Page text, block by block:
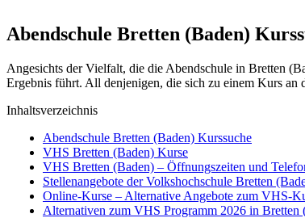
Abendschule Bretten (Baden)
Angesichts der Vielfalt, die die Abendschule in Bretten
Ergebnis führt. All denjenigen, die sich zu einem Kurs
Inhaltsverzeichnis
Abendschule Bretten (Baden) Kurssuche
VHS Bretten (Baden) Kurse
VHS Bretten (Baden) – Öffnungszeiten und
Stellenangebote der Volkshochschule Bretten
Online-Kurse – Alternative Angebote zum VHS-
Alternativen zum VHS Programm 2026 in Bretten